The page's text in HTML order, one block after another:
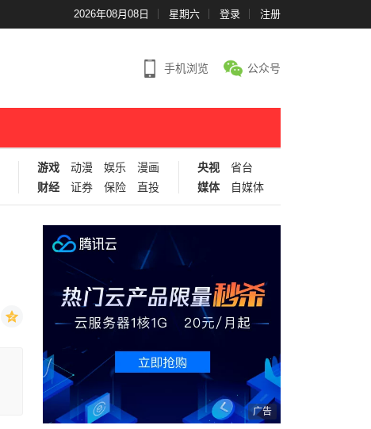
2026年08月08日 星期六 登录 注册
手机浏览 公众号
游戏 动漫 娱乐
漫画
财经
证券 保险 直投
央视
省台
媒体
自媒体
广告